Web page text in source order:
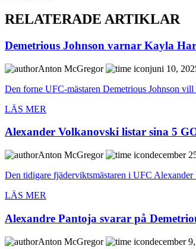
RELATERADE ARTIKLAR
Demetrious Johnson varnar Kayla
Anton McGregor
juni 10,
Den forne UFC-mästaren Demetrious Johnson
LÄS MER
Alexander Volkanovski listar sina 5
Anton McGregor
december
Den tidigare fjäderviktsmästaren i UFC
LÄS MER
Alexandre Pantoja svarar på
Anton McGregor
december